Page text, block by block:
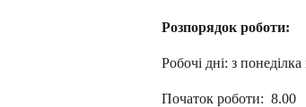
Розпорядок роботи:
Робочі дні: з
Початок роботи: 8.00